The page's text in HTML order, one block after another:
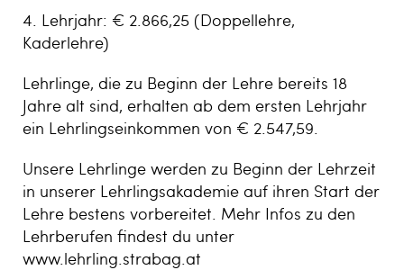
4. Lehrjahr: € 2.866,25 (Doppellehre,
Kaderlehre)
Lehrlinge, die zu Beginn der Lehre bereits 18
Jahre alt sind, erhalten ab dem ersten Lehrjahr
ein Lehrlingseinkommen von € 2.547,59.
Unsere Lehrlinge werden zu Beginn der Lehrzeit
in unserer Lehrlingsakademie auf ihren Start der
Lehre bestens vorbereitet. Mehr Infos zu den
Lehrberufen findest du unter
www.lehrling.strabag.at